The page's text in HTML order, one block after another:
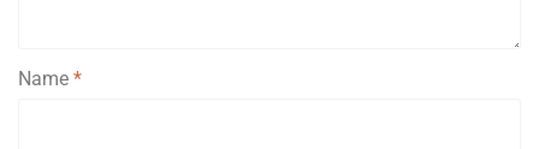
Name *